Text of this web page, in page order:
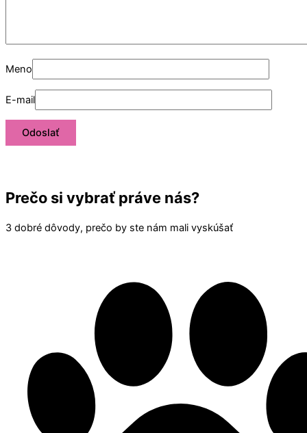
Meno
E-mail
Prečo si vybrať práve nás?
3 dobré dôvody, prečo by ste nám mali vyskúšať